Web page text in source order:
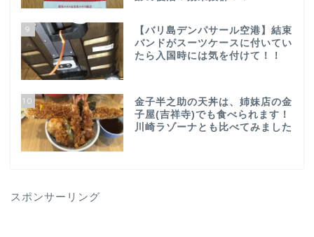
9
【バリ島デンパサール空港】結束
バンドがスーツケースに付いてい
たら入国時には気を付けて！！
10
金子半之助の天丼は、姉妹店の金
子屋(吉祥寺)でも食べられます！
川崎ラゾーナとも比べてみました
スポンサーリング